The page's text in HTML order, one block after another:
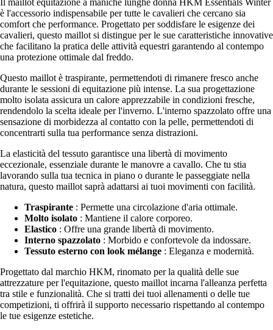
è l'accessorio indispensabile per tutte le cavalieri che cercano sia
comfort che performance. Progettato per soddisfare le esigenze dei
cavalieri, questo maillot si distingue per le sue caratteristiche innovative
che facilitano la pratica delle attività equestri garantendo al contempo
una protezione ottimale dal freddo.
Questo maillot è traspirante, permettendoti di rimanere fresco anche
durante le sessioni di equitazione più intense. La sua progettazione
molto isolata assicura un calore apprezzabile in condizioni fresche,
rendendolo la scelta ideale per l'inverno. L'interno spazzolato offre una
sensazione di morbidezza al contatto con la pelle, permettendoti di
concentrarti sulla tua performance senza distrazioni.
La elasticità del tessuto garantisce una libertà di movimento
eccezionale, essenziale durante le manovre a cavallo. Che tu stia
lavorando sulla tua tecnica in piano o durante le passeggiate nella
natura, questo maillot saprà adattarsi ai tuoi movimenti con facilità.
Traspirante : Permette una circolazione d'aria ottimale.
Molto isolato : Mantiene il calore corporeo.
Elastico : Offre una grande libertà di movimento.
Interno spazzolato : Morbido e confortevole da indossare.
Tessuto esterno con look mélange : Eleganza e modernità.
Progettato dal marchio HKM, rinomato per la qualità delle sue
attrezzature per l'equitazione, questo maillot incarna l'alleanza perfetta
tra stile e funzionalità. Che si tratti dei tuoi allenamenti o delle tue
competizioni, ti offrirà il supporto necessario rispettando al contempo
le tue esigenze estetiche.